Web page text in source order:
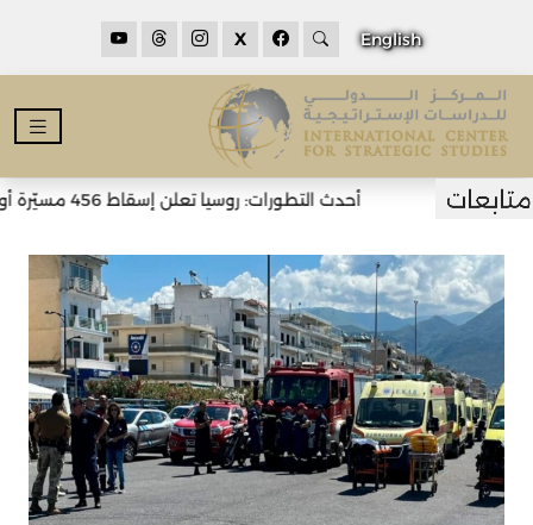
English
X
أحدث التطورات: روسيا تعلن إسقاط 456 مسيّرة أوكرانية خلال الليل وسقوط قتلى